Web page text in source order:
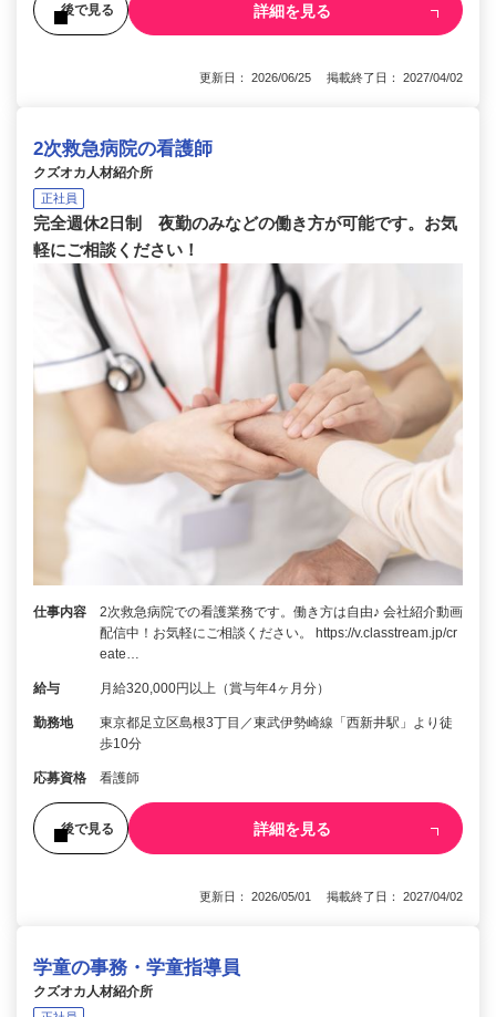
後で見る 詳細を見る
更新日： 2026/06/25 掲載終了日： 2027/04/02
2次救急病院の看護師
クズオカ人材紹介所
正社員
完全週休2日制 夜勤のみなどの働き方が可能です。お気
軽にご相談ください！
仕事内容
2次救急病院での看護業務です。働き方は自由♪ 会社紹介動画
配信中！お気軽にご相談ください。 https://v.classtream.jp/cr
eate…
給与 月給320,000円以上（賞与年4ヶ月分）
勤務地
東京都足立区島根3丁目／東武伊勢崎線「西新井駅」より徒
歩10分
応募資格 看護師
後で見る 詳細を見る
更新日： 2026/05/01 掲載終了日： 2027/04/02
学童の事務・学童指導員
クズオカ人材紹介所